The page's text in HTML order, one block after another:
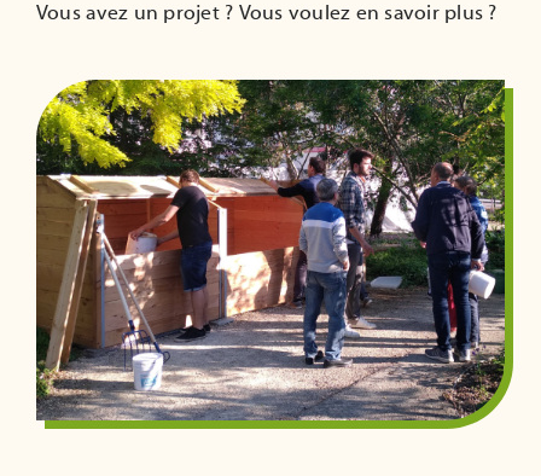
Vous avez un projet ? Vous voulez en savoir plus ?